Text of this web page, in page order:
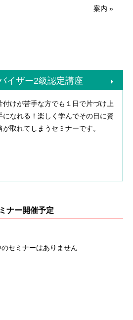
案内 »
イザー2級認定講座
付けが苦手な方でも１日で片づけ上
になれる！楽しく学んでその日に資
が取れてしまうセミナーです。
ナー開催予定
セミナーはありません